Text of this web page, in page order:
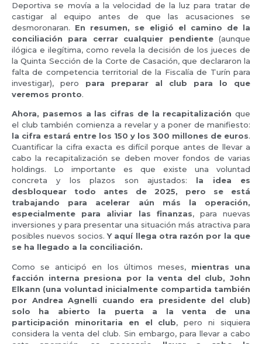
Deportiva se movía a la velocidad de la luz para tratar de
castigar al equipo antes de que las acusaciones se
desmoronaran. En resumen, se eligió el camino de la
conciliación para cerrar cualquier pendiente(aunque
ilógica e ilegítima, como revela la decisión de los jueces de
la Quinta Sección de la Corte de Casación, que declararon la
falta de competencia territorial de la Fiscalía de Turín para
investigar), pero para preparar al club para lo que
veremos pronto.
Ahora, pasemos a las cifras de la recapitalización que
el club también comienza a revelar y a poner de manifiesto:
la cifra estará entre los 150 y los 300 millones de euros.
Cuantificar la cifra exacta es difícil porque antes de llevar a
cabo la recapitalización se deben mover fondos de varias
holdings. Lo importante es que existe una voluntad
concreta y los plazos son ajustados: la idea es
desbloquear todo antes de 2025, pero se está
trabajando para acelerar aún más la operación,
especialmente para aliviar las finanzas, para nuevas
inversiones y para presentar una situación más atractiva para
posibles nuevos socios.Y aquí llega otra razón por la que
se ha llegado a la conciliación.
Como se anticipó en los últimos meses, mientras una
facción interna presiona por la venta del club, John
Elkann (una voluntad inicialmente compartida también
por Andrea Agnelli cuando era presidente del club)
solo ha abierto la puerta a la venta de una
participación minoritaria en el club, pero ni siquiera
considera la venta del club. Sin embargo, para llevar a cabo